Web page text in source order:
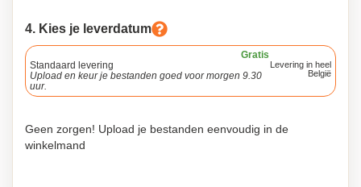
4. Kies je leverdatum
Gratis
Standaard levering
Upload en keur je bestanden goed voor morgen 9.30
uur.
Levering in heel
België
Geen zorgen! Upload je bestanden eenvoudig in de
winkelmand